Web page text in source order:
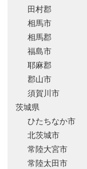
田村郡
相馬市
相馬郡
福島市
耶麻郡
郡山市
須賀川市
茨城県
ひたちなか市
北茨城市
常陸大宮市
常陸太田市